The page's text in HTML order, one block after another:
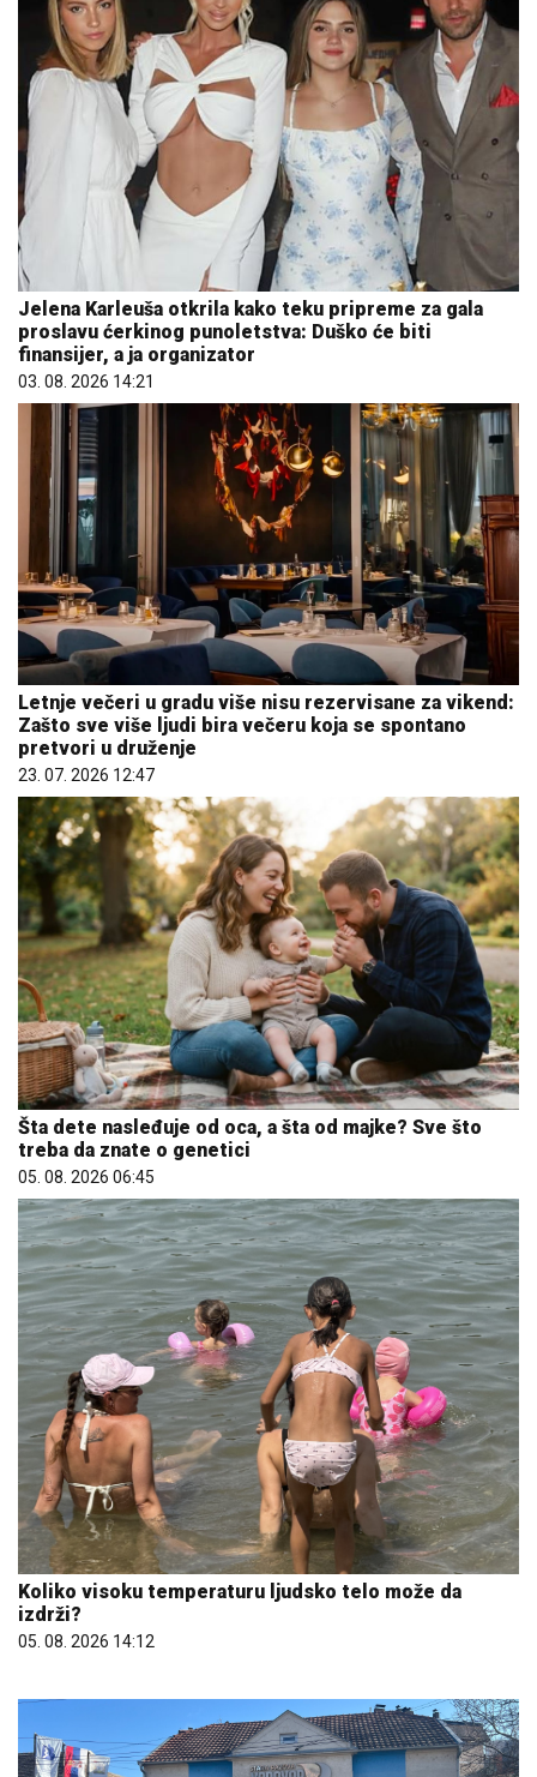
Jelena Karleuša otkrila kako teku pripreme za gala
proslavu ćerkinog punoletstva: Duško će biti
finansijer, a ja organizator
03. 08. 2026 14:21
Letnje večeri u gradu više nisu rezervisane za vikend:
Zašto sve više ljudi bira večeru koja se spontano
pretvori u druženje
23. 07. 2026 12:47
Šta dete nasleđuje od oca, a šta od majke? Sve što
treba da znate o genetici
05. 08. 2026 06:45
Koliko visoku temperaturu ljudsko telo može da
izdrži?
05. 08. 2026 14:12